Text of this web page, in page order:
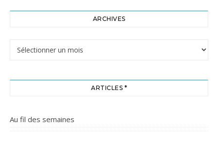
ARCHIVES
ARTICLES *
Au fil des semaines